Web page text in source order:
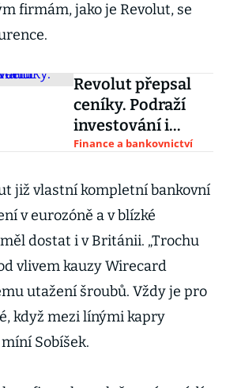
firmám, jako je Revolut, se
Revolut přepsal
ceníky. Podraží
investování i
výběry z
Finance a bankovnictví
již vlastní kompletní bankovní
v eurozóně a v blízké
dostat i v Británii. „Trochu
vlivem kauzy Wirecard
utažení šroubů. Vždy je pro
když mezi línými kapry
míní Sobíšek.